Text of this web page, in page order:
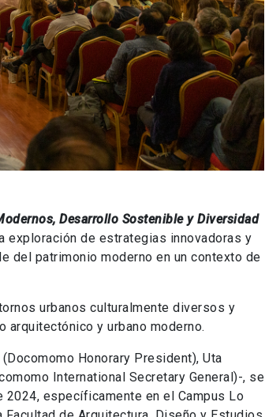
Desarrollo Sostenible y Diversidad
exploración de estrategias innovadoras y
del patrimonio moderno en un contexto de
urbanos culturalmente diversos y
y urbano moderno.
Honorary President), Uta
International Secretary General)-, se
específicamente en el Campus Lo